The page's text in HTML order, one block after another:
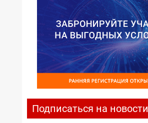
Подписаться на новости